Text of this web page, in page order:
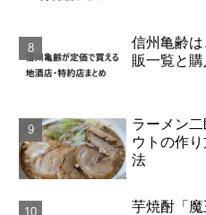
信州亀齢
販一覧と
ラーメン
ウトの作
法
芋焼酎「魔